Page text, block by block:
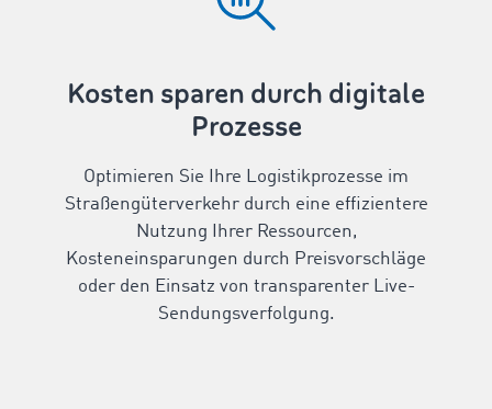
Kosten sparen durch digitale
Prozesse
Optimieren Sie Ihre Logistikprozesse im
Straßengüterverkehr durch eine effizientere
Nutzung Ihrer Ressourcen,
Kosteneinsparungen durch Preisvorschläge
oder den Einsatz von transparenter Live-
Sendungsverfolgung.